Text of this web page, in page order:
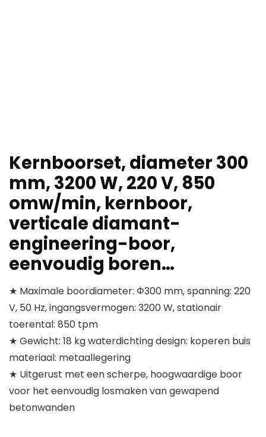
Kernboorset, diameter 300
mm, 3200 W, 220 V, 850
omw/min, kernboor,
verticale diamant-
engineering-boor,
eenvoudig boren…
★ Maximale boordiameter: Φ300 mm, spanning: 220
V, 50 Hz, ingangsvermogen: 3200 W, stationair
toerental: 850 tpm
★ Gewicht: 18 kg waterdichting design: koperen buis
materiaal: metaallegering
★ Uitgerust met een scherpe, hoogwaardige boor
voor het eenvoudig losmaken van gewapend
betonwanden